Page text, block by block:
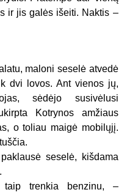
ir jis galės išeiti. Naktis –
maloni seselė atvedė
dvi lovos. Ant vienos jų,
sėdėjo susivėlusi
Kotrynos amžiaus
o toliau maigė mobilųjį.
seselė, kišdama
trenkia benzinu, –